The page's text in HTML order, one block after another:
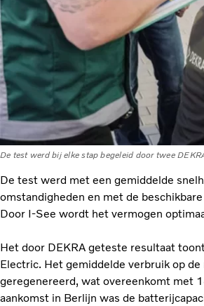
De test werd bij elke stap begeleid door twee
De test werd met een gemiddelde
omstandigheden en met de
Door I-See wordt het vermogen
Het door DEKRA geteste resultaat
Electric. Het gemiddelde verbruik op
geregenereerd, wat overeenkomt met
aankomst in Berlijn was de